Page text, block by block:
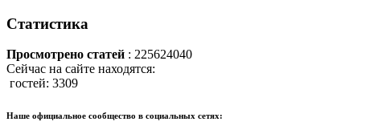
Статистика
Просмотрено статей : 225624040
Сейчас на сайте находятся:
гостей: 3309
Наше официальное сообщество в социальных сетях: